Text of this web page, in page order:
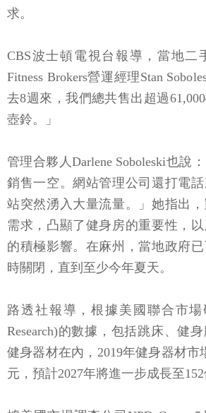
求。
CBS波士頓電視台報導，當地二
Fitness Brokers營運經理Stan
去8週來，我們總共售出超過
壺鈴。」
管理合夥人Darlene Soboleski也說
銷售一空。網站管理公司還打電
站突然湧入大量流量。」她指出
需求，凸顯了健身房的重要性，
的積極影響。在麻州，當地政府
時關閉，直到至少今年夏天。
路透社報導，根據美國聯合市場
Research)的數據，包括跳床、健
健身器材在內，2019年健身器材市
元，預計2027年將進一步成長至152